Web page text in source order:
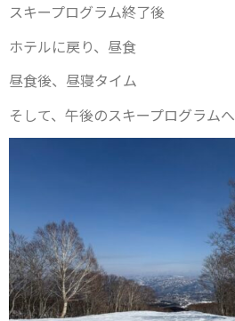
スキープログラム終了後
ホテルに戻り、昼食
昼食後、昼寝タイム
そして、午後のスキープログラムへ